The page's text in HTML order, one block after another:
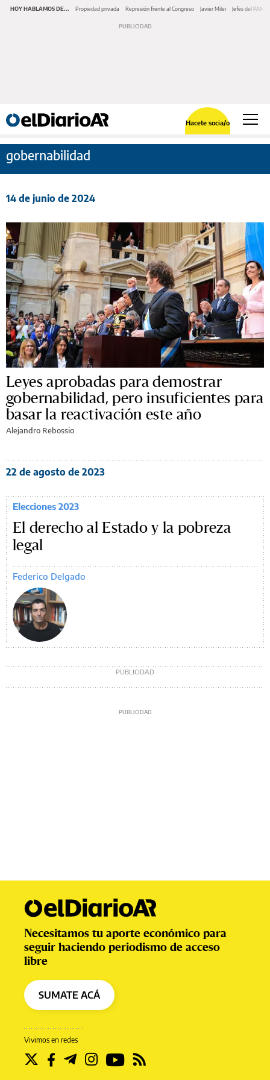
HOY HABLAMOS DE... Propiedad privada Represión frente al Congreso Javier Milei Jefes del PAMI
Hacete socia/o
gobernabilidad
14 de junio de 2024
Leyes aprobadas para demostrar
gobernabilidad, pero insuficientes para
basar la reactivación este año
Alejandro Rebossio
22 de agosto de 2023
Elecciones 2023
El derecho al Estado y la pobreza
legal
Federico Delgado
Vivimos en redes
Necesitamos tu aporte económico para
seguir haciendo periodismo de acceso
libre
SUMATE ACÁ